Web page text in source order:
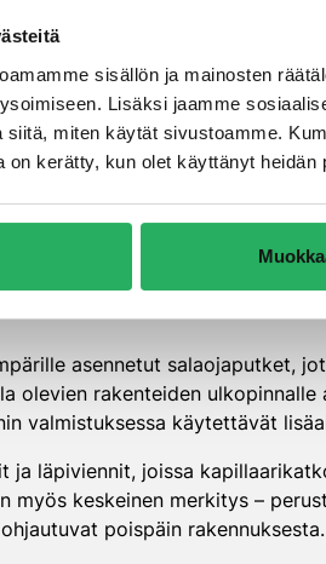
sisällön ja mainosten
Lisäksi jaamme
siitä, miten käytät sivustoamme.
on kerätty, kun olet käyttänyt heidän
alkaa huolellisella
maaperästä rakenteisiin
menetelmiä
väliin
: Bitumikermit,
väliin
alle
: Vähintään 300 mm
asennetut salaojaputket,
olevien rakenteiden
valmistuksessa käytettävät
ja läpiviennit, joissa
myös keskeinen merkitys –
poispäin rakennuksesta.